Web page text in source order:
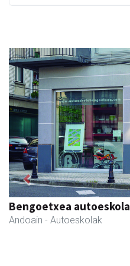
Bengoetxea autoeskola
Andoain - Autoeskolak
Previous